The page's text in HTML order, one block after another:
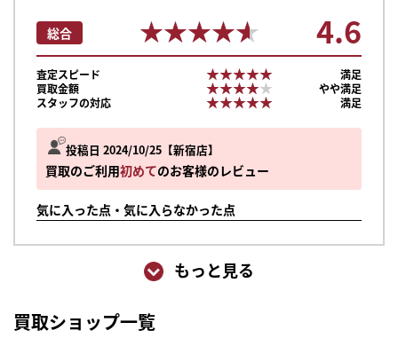
投稿日 2024/10/25 新宿店
買取のご利用初めてのお客様のレビュー
気に入った点・気に入らなかった点
総合 ★★★★★
★★★★★ 4.6
査定スピード ★★★★★
★★★★★
満足
買取金額
★★★★★
★★★★★
やや満足
スタッフの対応
★★★★★
★★★★★ 満足
もっと見る
買取ショップ一覧